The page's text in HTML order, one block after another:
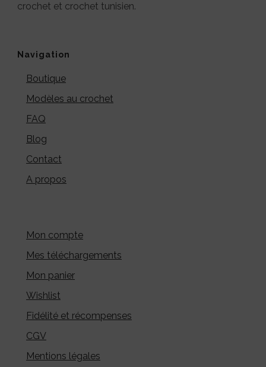
crochet et crochet tunisien.
Navigation
Boutique
Modèles au crochet
FAQ
Blog
Contact
A propos
Mon compte
Mes téléchargements
Mon panier
Wishlist
Fidélité et récompenses
CGV
Mentions légales